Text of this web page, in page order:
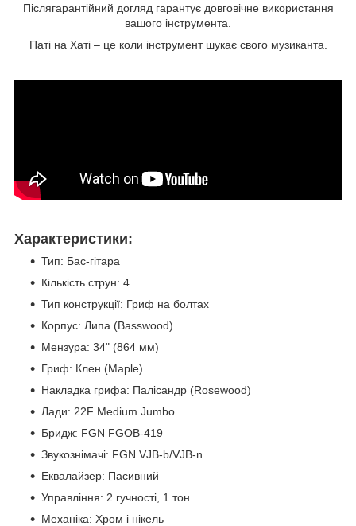
Післягарантійний догляд гарантує довговічне використання
вашого інструмента.
Паті на Хаті – це коли інструмент шукає свого музиканта.
Характеристики:
Тип: Бас-гітара
Кількість струн: 4
Тип конструкції: Гриф на болтах
Корпус: Липа (Basswood)
Мензура: 34" (864 мм)
Гриф: Клен (Maple)
Накладка грифа: Палісандр (Rosewood)
Лади: 22F Medium Jumbo
Бридж: FGN FGOB-419
Звукознімачі: FGN VJB-b/VJB-n
Еквалайзер: Пасивний
Управління: 2 гучності, 1 тон
Механіка: Хром і нікель